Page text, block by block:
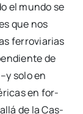
de la Cas­
equi­li­brio
pla­
cen­
un